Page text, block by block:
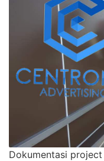
Dokumentasi